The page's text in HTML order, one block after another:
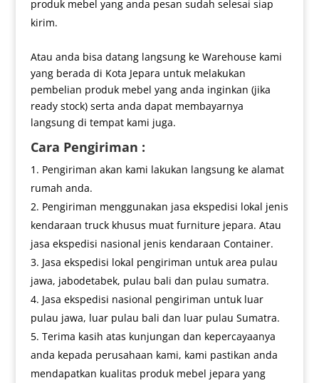
produk mebel yang anda pesan sudah selesai siap
kirim.
Atau anda bisa datang langsung ke Warehouse kami
yang berada di Kota Jepara untuk melakukan
pembelian produk mebel yang anda inginkan (jika
ready stock) serta anda dapat membayarnya
langsung di tempat kami juga.
Cara Pengiriman :
Pengiriman akan kami lakukan langsung ke alamat
rumah anda.
Pengiriman menggunakan jasa ekspedisi lokal jenis
kendaraan truck khusus muat furniture jepara. Atau
jasa ekspedisi nasional jenis kendaraan Container.
Jasa ekspedisi lokal pengiriman untuk area pulau
jawa, jabodetabek, pulau bali dan pulau sumatra.
Jasa ekspedisi nasional pengiriman untuk luar
pulau jawa, luar pulau bali dan luar pulau Sumatra.
Terima kasih atas kunjungan dan kepercayaanya
anda kepada perusahaan kami, kami pastikan anda
mendapatkan kualitas produk mebel jepara yang